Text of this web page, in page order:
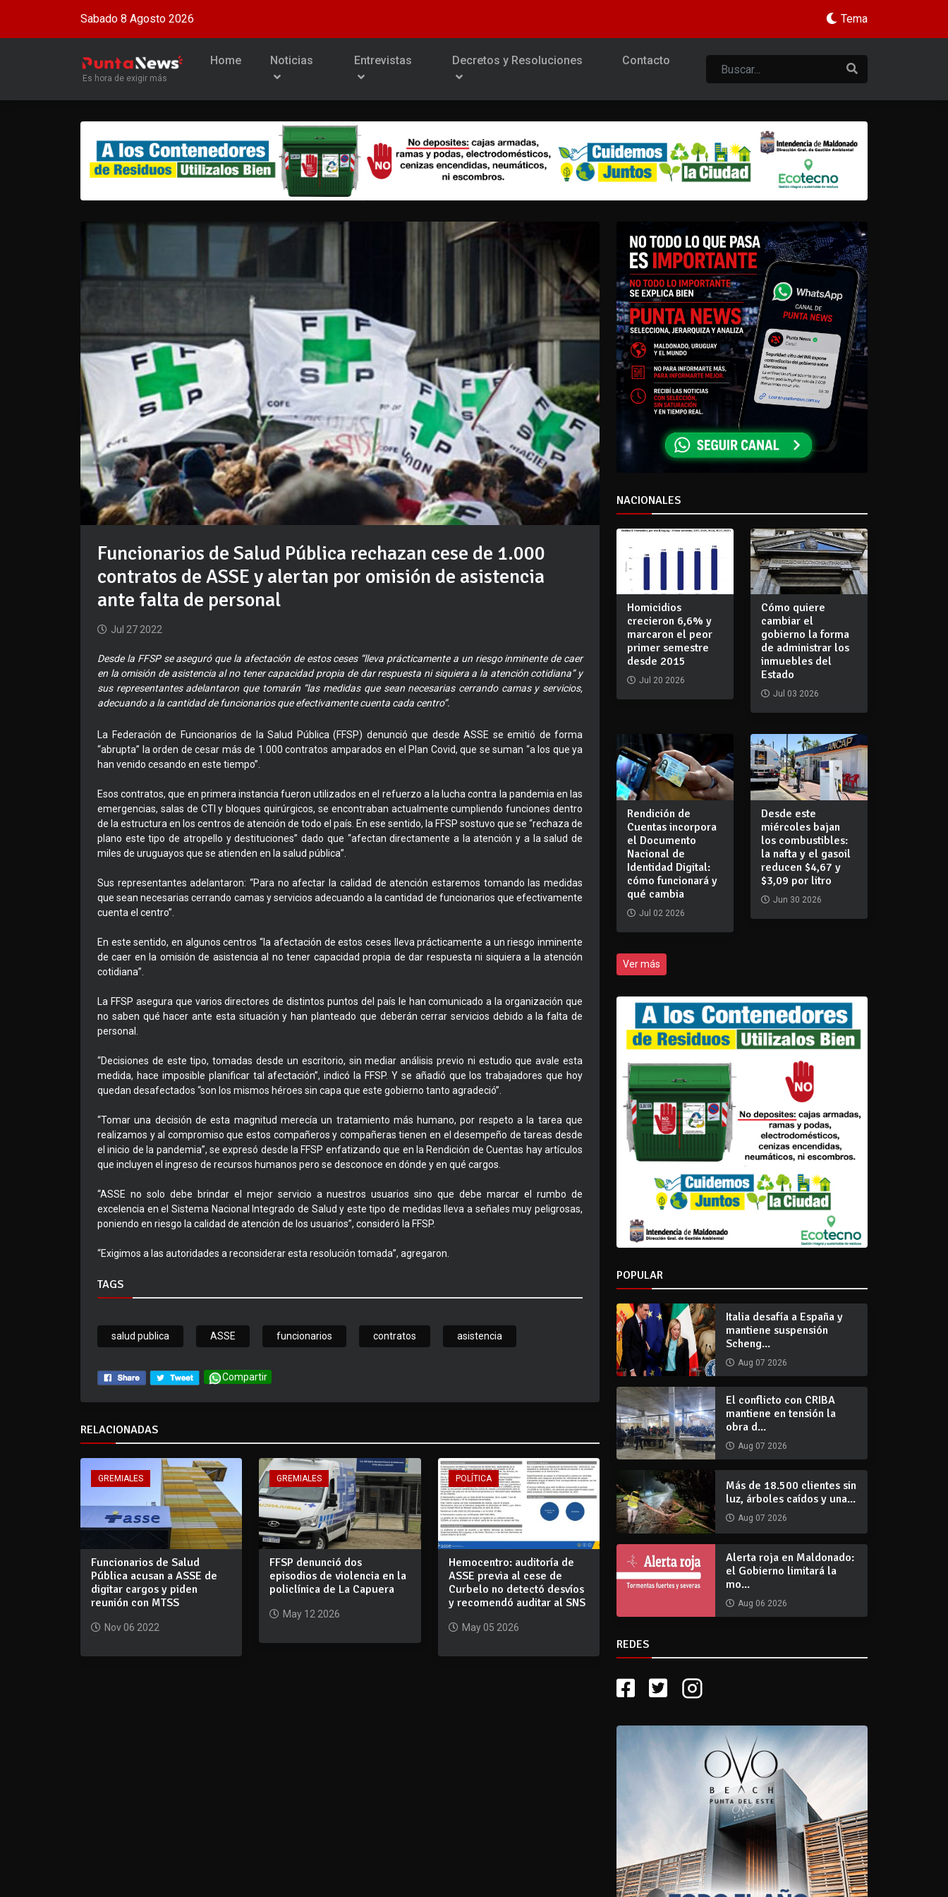
Sabado 8 Agosto 2026 Tema
Es hora de exigir más
Home Noticias Entrevistas Decretos y Resoluciones Contacto
Funcionarios de Salud Pública rechazan cese de 1.000
contratos de ASSE y alertan por omisión de asistencia
ante falta de personal
Jul 27 2022
Desde la FFSP se aseguró que la afectación de estos ceses “lleva prácticamente a un riesgo inminente de caer
en la omisión de asistencia al no tener capacidad propia de dar respuesta ni siquiera a la atención cotidiana” y
sus representantes adelantaron que tomarán “las medidas que sean necesarias cerrando camas y servicios,
adecuando a la cantidad de funcionarios que efectivamente cuenta cada centro”.
La Federación de Funcionarios de la Salud Pública (FFSP) denunció que desde ASSE se emitió de forma
“abrupta” la orden de cesar más de 1.000 contratos amparados en el Plan Covid, que se suman “a los que ya
han venido cesando en este tiempo”.
Esos contratos, que en primera instancia fueron utilizados en el refuerzo a la lucha contra la pandemia en las
emergencias, salas de CTI y bloques quirúrgicos, se encontraban actualmente cumpliendo funciones dentro
de la estructura en los centros de atención de todo el país. En ese sentido, la FFSP sostuvo que se “rechaza de
plano este tipo de atropello y destituciones” dado que “afectan directamente a la atención y a la salud de
miles de uruguayos que se atienden en la salud pública”.
Sus representantes adelantaron: “Para no afectar la calidad de atención estaremos tomando las medidas
que sean necesarias cerrando camas y servicios adecuando a la cantidad de funcionarios que efectivamente
cuenta el centro”.
En este sentido, en algunos centros “la afectación de estos ceses lleva prácticamente a un riesgo inminente
de caer en la omisión de asistencia al no tener capacidad propia de dar respuesta ni siquiera a la atención
cotidiana”.
La FFSP asegura que varios directores de distintos puntos del país le han comunicado a la organización que
no saben qué hacer ante esta situación y han planteado que deberán cerrar servicios debido a la falta de
personal.
“Decisiones de este tipo, tomadas desde un escritorio, sin mediar análisis previo ni estudio que avale esta
medida, hace imposible planificar tal afectación”, indicó la FFSP. Y se añadió que los trabajadores que hoy
quedan desafectados “son los mismos héroes sin capa que este gobierno tanto agradeció”.
“Tomar una decisión de esta magnitud merecía un tratamiento más humano, por respeto a la tarea que
realizamos y al compromiso que estos compañeros y compañeras tienen en el desempeño de tareas desde
el inicio de la pandemia”, se expresó desde la FFSP enfatizando que en la Rendición de Cuentas hay artículos
que incluyen el ingreso de recursos humanos pero se desconoce en dónde y en qué cargos.
“ASSE no solo debe brindar el mejor servicio a nuestros usuarios sino que debe marcar el rumbo de
excelencia en el Sistema Nacional Integrado de Salud y este tipo de medidas lleva a señales muy peligrosas,
poniendo en riesgo la calidad de atención de los usuarios”, consideró la FFSP.
“Exigimos a las autoridades a reconsiderar esta resolución tomada”, agregaron.
TAGS
salud publica ASSE funcionarios contratos asistencia
Compartir
RELACIONADAS
GREMIALES
Funcionarios de Salud
Pública acusan a ASSE de
digitar cargos y piden
reunión con MTSS
Nov 06 2022
GREMIALES
FFSP denunció dos
episodios de violencia en la
policlínica de La Capuera
May 12 2026
POLÍTICA
Hemocentro: auditoría de
ASSE previa al cese de
Curbelo no detectó desvíos
y recomendó auditar al SNS
May 05 2026
NACIONALES
Homicidios
crecieron 6,6% y
marcaron el peor
primer semestre
desde 2015
Jul 20 2026
Cómo quiere
cambiar el
gobierno la forma
de administrar los
inmuebles del
Estado
Jul 03 2026
Rendición de
Cuentas incorpora
el Documento
Nacional de
Identidad Digital:
cómo funcionará y
qué cambia
Jul 02 2026
Desde este
miércoles bajan
los combustibles:
la nafta y el gasoil
reducen $4,67 y
$3,09 por litro
Jun 30 2026
Ver más
POPULAR
Italia desafía a España y
mantiene suspensión
Scheng...
Aug 07 2026
El conflicto con CRIBA
mantiene en tensión la
obra d...
Aug 07 2026
Más de 18.500 clientes sin
luz, árboles caídos y una...
Aug 07 2026
Alerta roja en Maldonado:
el Gobierno limitará la
mo...
Aug 06 2026
REDES